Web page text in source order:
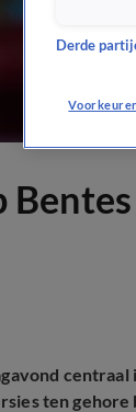
centraal
ten
Derde